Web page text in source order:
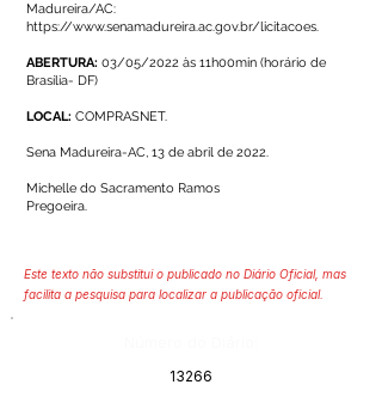
Madureira/AC:
https://www.senamadureira.ac.gov.br/licitacoes.
ABERTURA: 03/05/2022 às 11h00min (horário de
Brasília- DF)
LOCAL: COMPRASNET.
Sena Madureira-AC, 13 de abril de 2022.
Michelle do Sacramento Ramos
Pregoeira.
Este texto não substitui o publicado no Diário Oficial, mas
facilita a pesquisa para localizar a publicação oficial.
13266